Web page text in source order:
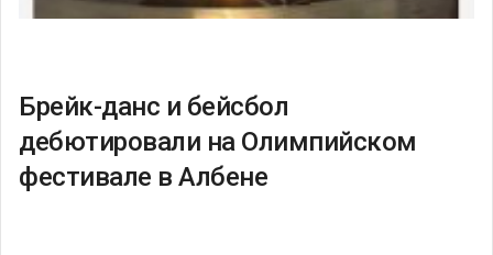
Брейк-данс и бейсбол
дебютировали на Олимпийском
фестивале в Албене